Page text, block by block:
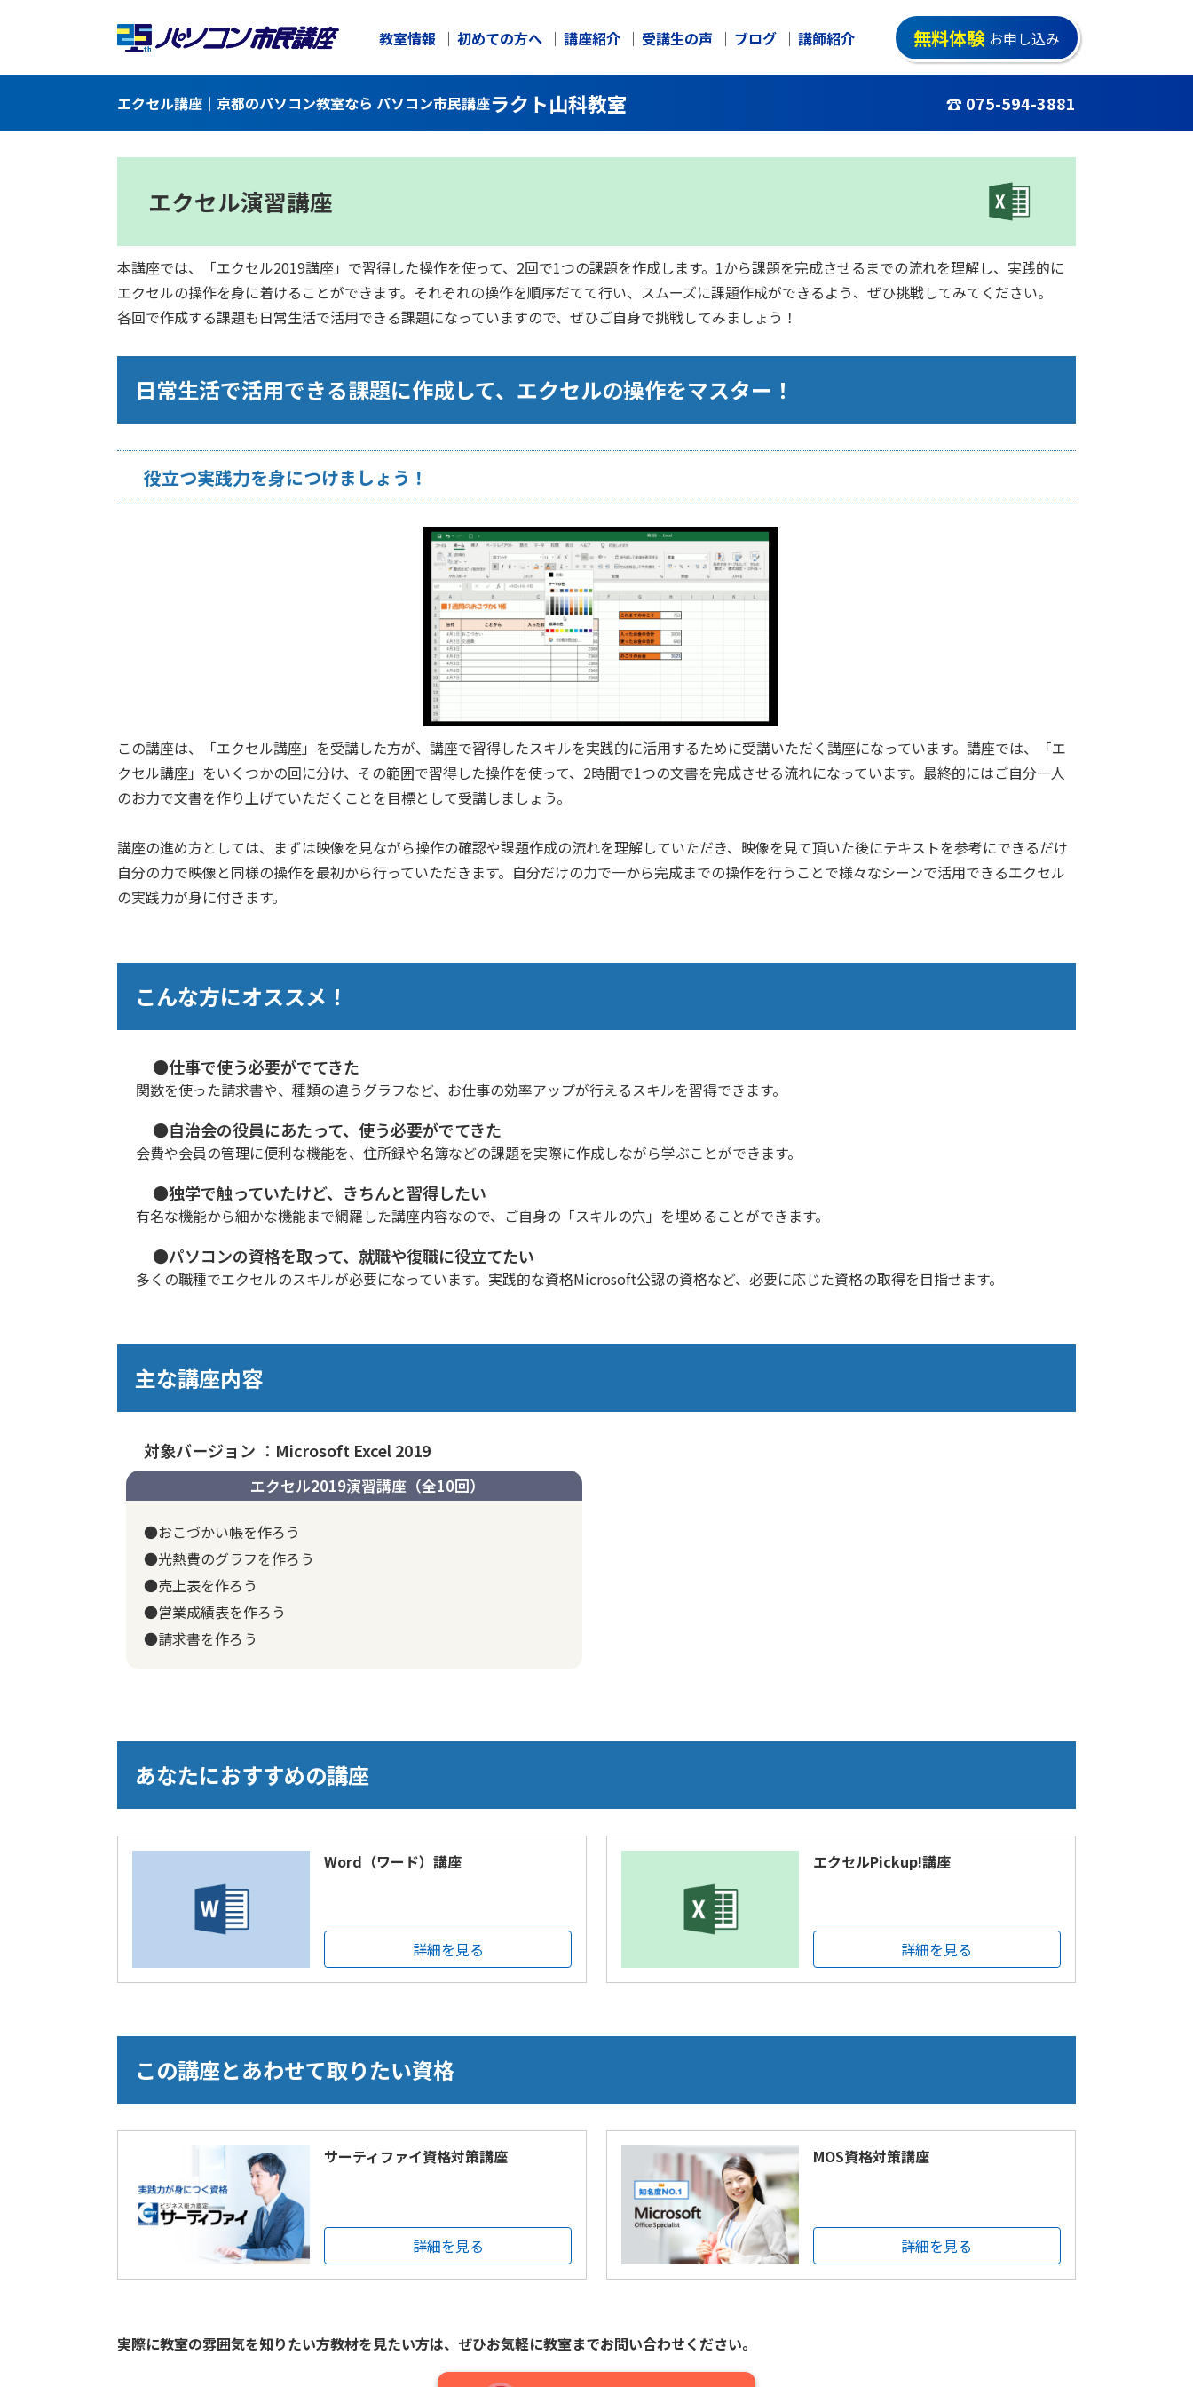
教室情報 初めての方へ 講座紹介 受講生の声 ブログ 講師紹介 無料体験 お申し込み
エクセル講座｜京都のパソコン教室なら パソコン市民講座ラクト山科教室 ☎ 075-594-3881
エクセル演習講座
本講座では、「エクセル2019講座」で習得した操作を使って、2回で1つの課題を作成します。1から課題を完成させるまでの流れを理解し、実践的に
エクセルの操作を身に着けることができます。それぞれの操作を順序だてて行い、スムーズに課題作成ができるよう、ぜひ挑戦してみてください。
各回で作成する課題も日常生活で活用できる課題になっていますので、ぜひご自身で挑戦してみましょう！
日常生活で活用できる課題に作成して、エクセルの操作をマスター！
役立つ実践力を身につけましょう！
この講座は、「エクセル講座」を受講した方が、講座で習得したスキルを実践的に活用するために受講いただく講座になっています。講座では、「エ
クセル講座」をいくつかの回に分け、その範囲で習得した操作を使って、2時間で1つの文書を完成させる流れになっています。最終的にはご自分一人
のお力で文書を作り上げていただくことを目標として受講しましょう。
講座の進め方としては、まずは映像を見ながら操作の確認や課題作成の流れを理解していただき、映像を見て頂いた後にテキストを参考にできるだけ
自分の力で映像と同様の操作を最初から行っていただきます。自分だけの力で一から完成までの操作を行うことで様々なシーンで活用できるエクセル
の実践力が身に付きます。
こんな方にオススメ！
●仕事で使う必要がでてきた
関数を使った請求書や、種類の違うグラフなど、お仕事の効率アップが行えるスキルを習得できます。
●自治会の役員にあたって、使う必要がでてきた
会費や会員の管理に便利な機能を、住所録や名簿などの課題を実際に作成しながら学ぶことができます。
●独学で触っていたけど、きちんと習得したい
有名な機能から細かな機能まで網羅した講座内容なので、ご自身の「スキルの穴」を埋めることができます。
●パソコンの資格を取って、就職や復職に役立てたい
多くの職種でエクセルのスキルが必要になっています。実践的な資格Microsoft公認の資格など、必要に応じた資格の取得を目指せます。
主な講座内容
対象バージョン ：Microsoft Excel 2019
エクセル2019演習講座（全10回）
●おこづかい帳を作ろう
●光熱費のグラフを作ろう
●売上表を作ろう
●営業成績表を作ろう
●請求書を作ろう
あなたにおすすめの講座
Word（ワード）講座
詳細を見る
エクセルPickup!講座
詳細を見る
この講座とあわせて取りたい資格
サーティファイ資格対策講座
詳細を見る
MOS資格対策講座
詳細を見る
実際に教室の雰囲気を知りたい方教材を見たい方は、 ぜひお気軽に教室までお問い合わせください。